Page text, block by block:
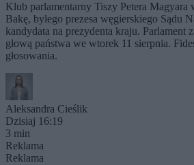
Klub parlamentarny Tiszy Petera Magyara
Bakę, byłego prezesa węgierskiego Sądu
kandydata na prezydenta kraju. Parlament
głową państwa we wtorek 11 sierpnia.
głosowania.
Aleksandra Cieślik
Dzisiaj 16:19
3 min
Reklama
Reklama